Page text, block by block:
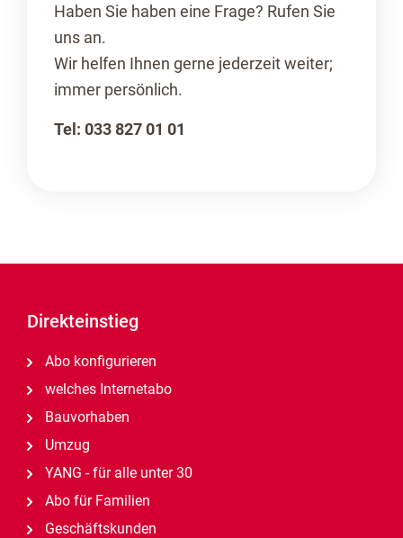
Haben Sie haben eine Frage? Rufen Sie
uns an.
Wir helfen Ihnen gerne jederzeit weiter;
immer persönlich.
Tel: 033 827 01 01
Direkteinstieg
Abo konfigurieren
welches Internetabo
Bauvorhaben
Umzug
YANG - für alle unter 30
Abo für Familien
Geschäftskunden